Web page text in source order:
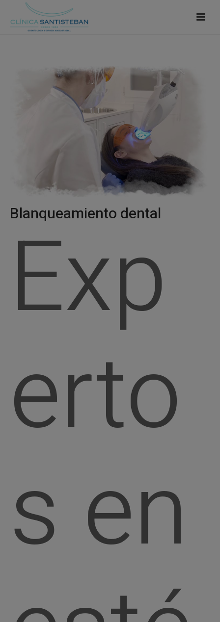
Blanqueamiento dental
Exp
erto
s en